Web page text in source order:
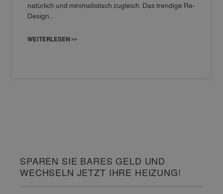
natürlich und minimalistisch zugleich. Das trendige Re-
Design…
WEITERLESEN >>
SPAREN SIE BARES GELD UND
WECHSELN JETZT IHRE HEIZUNG!